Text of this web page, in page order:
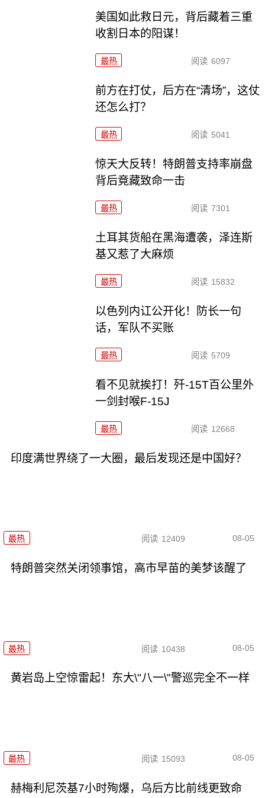
美国如此救日元，背后藏着三重
收割日本的阳谋！
最热 阅读 6097
前方在打仗，后方在“清场”，这仗
还怎么打？
最热 阅读 5041
惊天大反转！特朗普支持率崩盘
背后竟藏致命一击
最热 阅读 7301
土耳其货船在黑海遭袭，泽连斯
基又惹了大麻烦
最热 阅读 15832
以色列内讧公开化！防长一句
话，军队不买账
最热 阅读 5709
看不见就挨打！歼-15T百公里外
一剑封喉F-15J
最热 阅读 12668
印度满世界绕了一大圈，最后发现还是中国好？
最热 阅读 12409 08-05
特朗普突然关闭领事馆，高市早苗的美梦该醒了
最热 阅读 10438 08-05
黄岩岛上空惊雷起！东大\"八一\"警巡完全不一样
最热 阅读 15093 08-05
赫梅利尼茨基7小时殉爆，乌后方比前线更致命